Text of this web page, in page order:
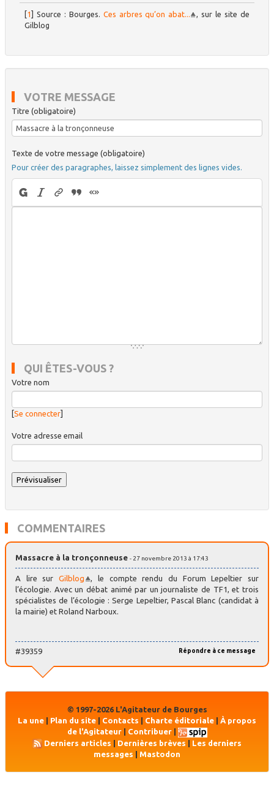
1 ]Source : Bourges. Ces arbres qu’on abat...
, sur le site de
Gilblog
VOTRE MESSAGE
Titre (obligatoire)
Texte de votre message (obligatoire)
Pour créer des paragraphes, laissez simplement des lignes vides.
QUI ÊTES-VOUS ?
Votre nom
[Se connecter]
Votre adresse email
COMMENTAIRES
Massacre à la tronçonneuse - 27 novembre 2013 à 17:43
A lire surGilblog
, le compte rendu du Forum Lepeltier sur
l’écologie. Avec un débat animé par un journaliste de TF1, et trois
spécialistes de l’écologie : Serge Lepeltier, Pascal Blanc (candidat à
la mairie) et Roland Narboux.
Répondre à ce message
#39359
© 1997-2026 L'Agitateur de Bourges
La une
Plan du site Contacts Charte éditoriale
À propos
de l'Agitateur| Contribuer|
Derniers articles | Dernières brèves | Les derniers
messages
Mastodon